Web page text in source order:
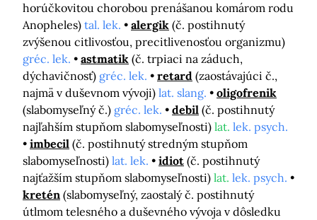
horúčkovitou chorobou prenášanou komárom rodu
Anopheles) tal. lek. alergik (č. postihnutý
zvýšenou citlivosťou, precitlivenosťou organizmu)
gréc. lek.
astmatik (č. trpiaci na záduch,
dýchavičnosť) gréc. lek. retard (zaostávajúci č.,
najmä v duševnom vývoji) lat. slang.
oligofrenik
(slabomyseľný č.) gréc. lek. debil (č. postihnutý
najľahším stupňom slabomyseľnosti) lat. lek. psych.
imbecil (č. postihnutý stredným stupňom
slabomyseľnosti) lat. lek. idiot (č. postihnutý
najťažším stupňom slabomyseľnosti) lat. lek. psych.
kretén (slabomyseľný, zaostalý č. postihnutý
útlmom telesného a duševného vývoja v dôsledku